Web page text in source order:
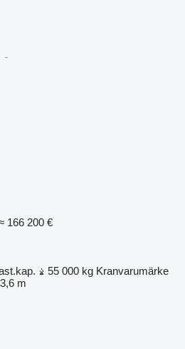
166 200 €
55 000 kg Kranvarumärke
m